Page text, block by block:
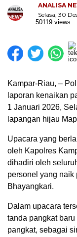
ANALISA
Selasa, 30
50119 views
Kampar-Riau, –
laporan kenaikan
1 Januari 2026,
lapangan hijau
Upacara yang
oleh Kapolres
dihadiri oleh
personel yang naik
Bhayangkari.
Dalam upacara
tanda pangkat
pangkat, sebagai